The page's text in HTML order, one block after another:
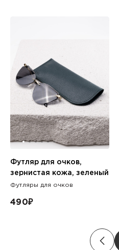
Футляр для очков,
зернистая кожа, зеленый
Футляры для очков
490₽